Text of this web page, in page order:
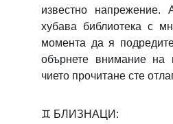
известно
хубава библиотека с
момента да я
обърнете внимание на
чието прочитане сте
♊ БЛИЗНАЦИ: